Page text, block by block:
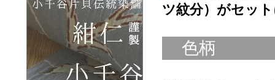
ツ紋分）がセッ
色柄